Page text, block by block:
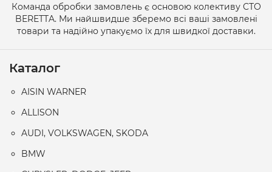
Команда обробки замовлень є основою колективу СТО
BERETTA. Ми найшвидше зберемо всі ваші замовлені
товари та надійно упакуємо їх для швидкої доставки.
Каталог
AISIN WARNER
ALLISON
AUDI, VOLKSWAGEN, SKODA
BMW